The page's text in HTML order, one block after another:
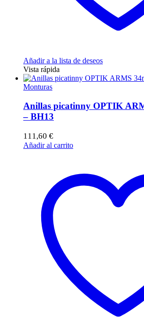
Añadir a la lista de deseos
Vista rápida
Monturas
Anillas picatinny OPTIK
– BH13
111,60 €
Añadir al carrito